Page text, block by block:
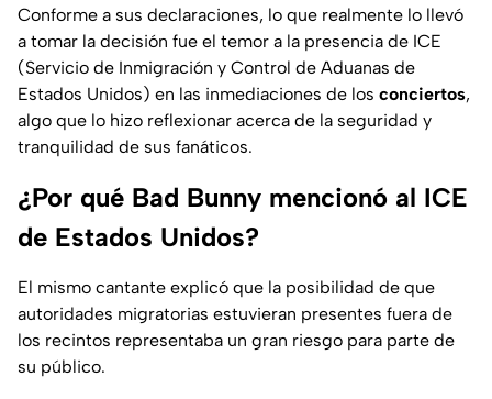
Conforme a sus declaraciones, lo que realmente lo llevó
a tomar la decisión fue el temor a la presencia de ICE
(Servicio de Inmigración y Control de Aduanas de
Estados Unidos) en las inmediaciones de los conciertos,
algo que lo hizo reflexionar acerca de la seguridad y
tranquilidad de sus fanáticos.
¿Por qué Bad Bunny mencionó al ICE
de Estados Unidos?
El mismo cantante explicó que la posibilidad de que
autoridades migratorias estuvieran presentes fuera de
los recintos representaba un gran riesgo para parte de
su público.